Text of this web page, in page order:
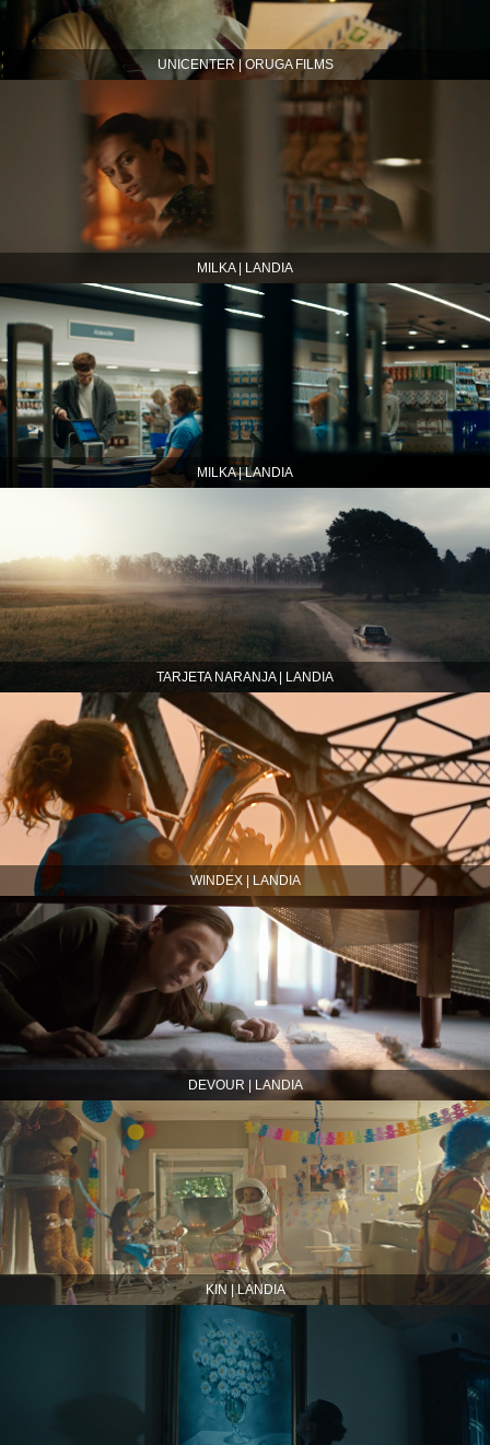
UNICENTER | ORUGA FILMS
MILKA | LANDIA
MILKA | LANDIA
TARJETA NARANJA | LANDIA
WINDEX | LANDIA
DEVOUR | LANDIA
KIN | LANDIA